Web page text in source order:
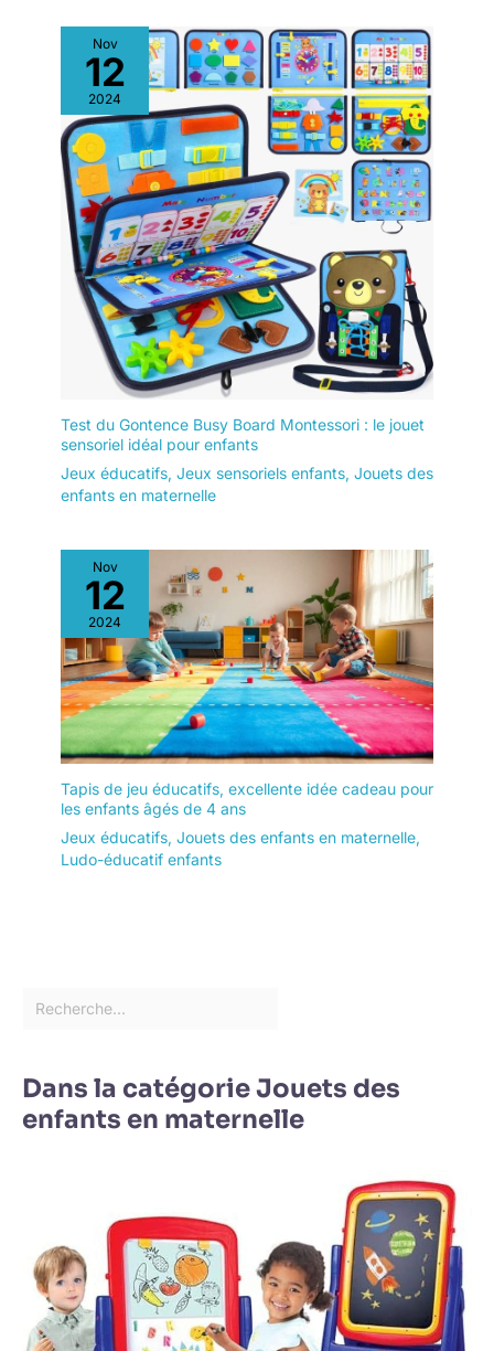
Nov
12
2024
Test du Gontence Busy Board Montessori : le jouet
sensoriel idéal pour enfants
Jeux éducatifs, Jeux sensoriels enfants, Jouets des
enfants en maternelle
Nov
12
2024
Tapis de jeu éducatifs, excellente idée cadeau pour
les enfants âgés de 4 ans
Jeux éducatifs, Jouets des enfants en maternelle,
Ludo-éducatif enfants
Dans la catégorie Jouets des
enfants en maternelle